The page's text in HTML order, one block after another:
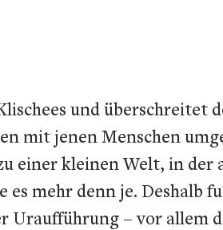
und
mit jenen Menschen
einer kleinen Welt, in der
es mehr denn je.
Uraufführung – vor